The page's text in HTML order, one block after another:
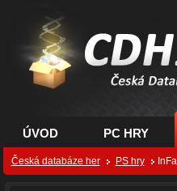
CDH.cz - hry
PS, XBOX -
databáze her
ÚVOD PC HRY
Česká databáze her PS hry